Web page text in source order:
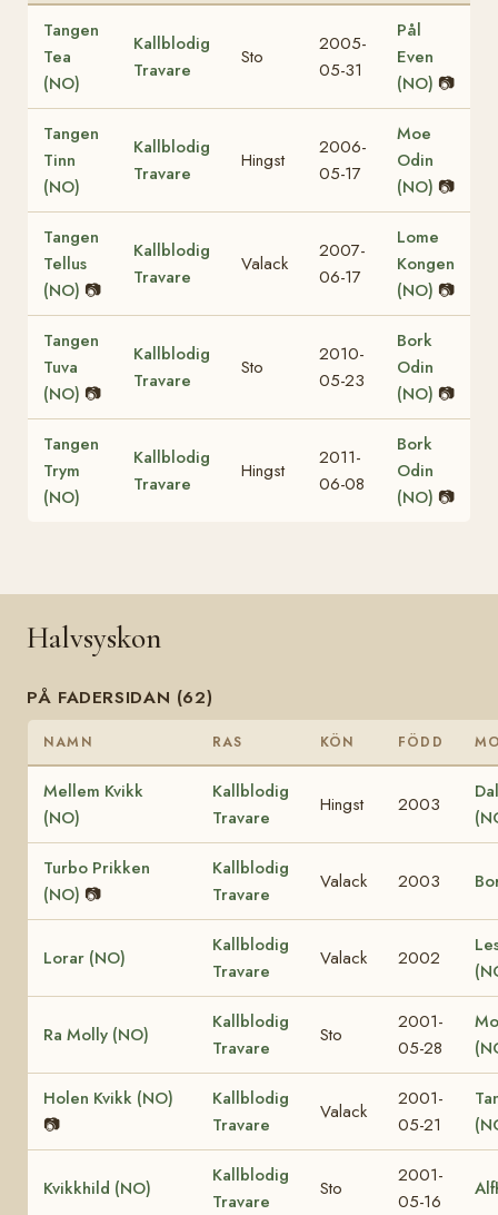
Tangen
Tea
(NO)
Kallblodig
Travare
Sto
2005-
05-31
Pål
Even
(NO) 📷
Tangen
Tinn
(NO)
Kallblodig
Travare
Hingst
2006-
05-17
Moe
Odin
(NO) 📷
Tangen
Tellus
(NO) 📷
Kallblodig
Travare
Valack
2007-
06-17
Lome
Kongen
(NO) 📷
Tangen
Tuva
(NO) 📷
Kallblodig
Travare
Sto
2010-
05-23
Bork
Odin
(NO) 📷
Tangen
Trym
(NO)
Kallblodig
Travare
Hingst
2011-
06-08
Bork
Odin
(NO) 📷
Halvsyskon
PÅ FADERSIDAN (62)
NAMN RAS KÖN FÖDD
Mellem Kvikk
(NO)
Kallblodig
Travare
Hingst 2003
Turbo Prikken
(NO) 📷
Kallblodig
Travare
Valack 2003
Lorar (NO)
Kallblodig
Travare
Valack 2002
Ra Molly (NO)
Kallblodig
Travare
Sto
2001-
05-28
Holen Kvikk (NO)
📷
Kallblodig
Travare
Valack
2001-
05-21
Kvikkhild (NO)
Kallblodig
Travare
Sto
2001-
05-16